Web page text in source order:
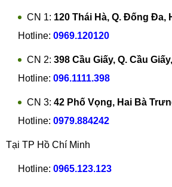
CN 1: 120 Thái Hà, Q. Đống Đa,
Hotline: 0969.120120
CN 2: 398 Cầu Giấy, Q. Cầu
Hotline: 096.1111.398
CN 3: 42 Phố Vọng, Hai Bà
Hotline: 0979.884242
Tại TP Hồ Chí Minh
Hotline: 0965.123.123